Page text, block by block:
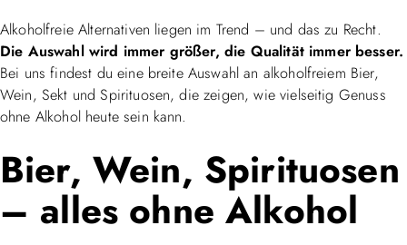
Alkoholfreie Alternativen liegen im Trend – und das zu Recht.
Die Auswahl wird immer größer, die Qualität immer besser.
Bei uns findest du eine breite Auswahl an alkoholfreiem Bier,
Wein, Sekt und Spirituosen, die zeigen, wie vielseitig Genuss
ohne Alkohol heute sein kann.
Bier, Wein, Spirituosen
– alles ohne Alkohol